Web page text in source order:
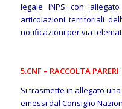
legale INPS con
articolazioni territoriali
notificazioni per via
5.CNF – RACCOLTA PARERI
Si trasmette in allegato
emessi dal Consiglio